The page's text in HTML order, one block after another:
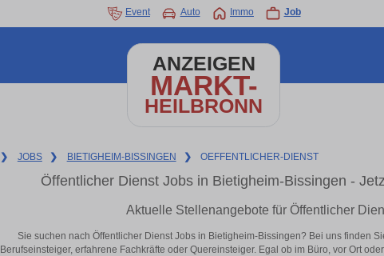
Event Auto Immo Job
ANZEIGEN
MARKT-
HEILBRONN
❯ JOBS ❯ BIETIGHEIM-BISSINGEN ❯ OEFFENTLICHER-DIENST
Öffentlicher Dienst Jobs in Bietigheim-Bissingen -
Aktuelle Stellenangebote für Öffentlicher
Sie suchen nach Öffentlicher Dienst Jobs in Bietigheim-Bissingen? Bei uns finden
Berufseinsteiger, erfahrene Fachkräfte oder Quereinsteiger. Egal ob im Büro, vor Ort